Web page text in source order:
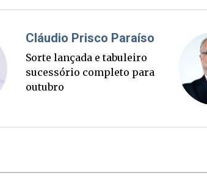
Fabiano Bordignon
Ponte Anita Garibaldi virou
palanque eleitoral